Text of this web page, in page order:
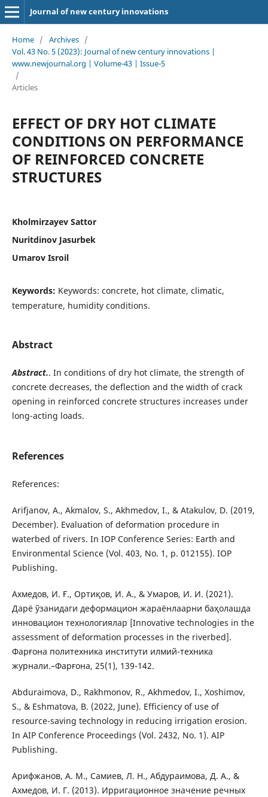
Journal of new century innovations
Home / Archives /
Vol. 43 No. 5 (2023): Journal of new century innovations |
www.newjournal.org | Volume-43 | Issue-5
/
Articles
EFFECT OF DRY HOT CLIMATE
CONDITIONS ON PERFORMANCE
OF REINFORCED CONCRETE
STRUCTURES
Kholmirzayev Sattor
Nuritdinov Jasurbek
Umarov Isroil
Keywords: Keywords: concrete, hot climate, climatic,
temperature, humidity conditions.
Abstract
Abstract.. In conditions of dry hot climate, the strength of
concrete decreases, the deflection and the width of crack
opening in reinforced concrete structures increases under
long-acting loads.
References
References:
Arifjanov, A., Akmalov, S., Akhmedov, I., & Atakulov, D. (2019,
December). Evaluation of deformation procedure in
waterbed of rivers. In IOP Conference Series: Earth and
Environmental Science (Vol. 403, No. 1, p. 012155). IOP
Publishing.
Ахмедов, И. Ғ., Ортиқов, И. А., & Умаров, И. И. (2021).
Дарё ўзанидаги деформацион жараёнлаарни баҳолашда
инновацион технологиялар [Innovative technologies in the
assessment of deformation processes in the riverbed].
Фарғона политехника институти илмий-техника
журнали.–Фарғона, 25(1), 139-142.
Abduraimova, D., Rakhmonov, R., Akhmedov, I., Хoshimov,
S., & Eshmatova, B. (2022, June). Efficiency of use of
resource-saving technology in reducing irrigation erosion.
In AIP Conference Proceedings (Vol. 2432, No. 1). AIP
Publishing.
Арифжанов, А. М., Самиев, Л. Н., Абдураимова, Д. А., &
Ахмедов, И. Г. (2013). Ирригационное значение речных